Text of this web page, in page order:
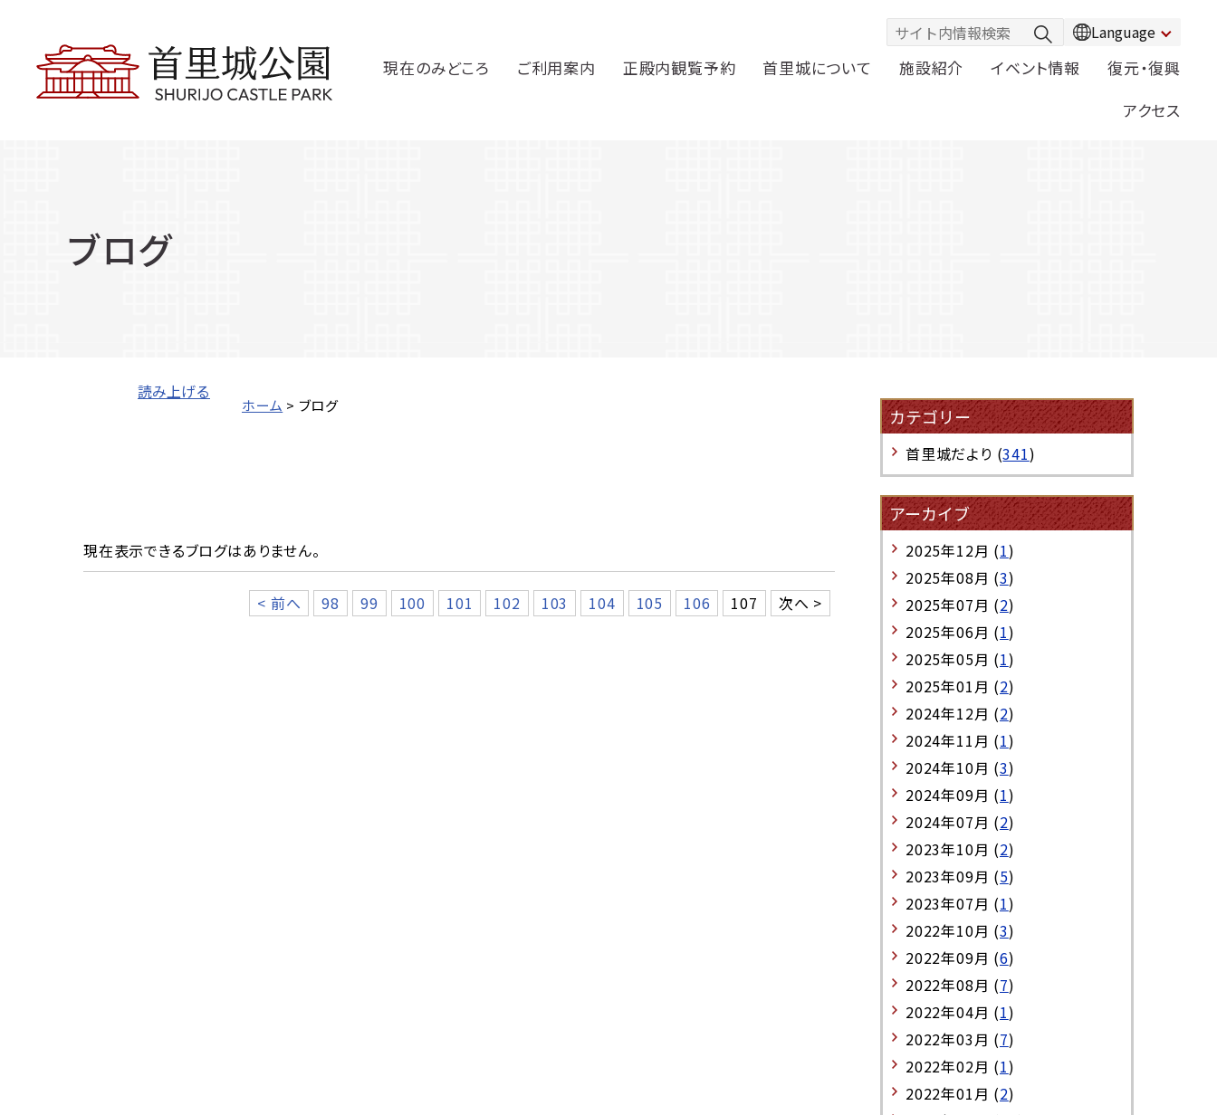
Language
現在のみどころ ご利用案内 正殿内観覧予約 首里城について 施設紹介 イベント情報
復元・復興
アクセス
ブログ
ホーム > ブログ
読み上げる
現在表示できるブログはありません。
< 前へ 98 99 100 101 102 103 104 105 106 107 次へ >
カテゴリー
首里城だより (341)
アーカイブ
2025年12月 (1)
2025年08月 (3)
2025年07月 (2)
2025年06月 (1)
2025年05月 (1)
2025年01月 (2)
2024年12月 (2)
2024年11月 (1)
2024年10月 (3)
2024年09月 (1)
2024年07月 (2)
2023年10月 (2)
2023年09月 (5)
2023年07月 (1)
2022年10月 (3)
2022年09月 (6)
2022年08月 (7)
2022年04月 (1)
2022年03月 (7)
2022年02月 (1)
2022年01月 (2)